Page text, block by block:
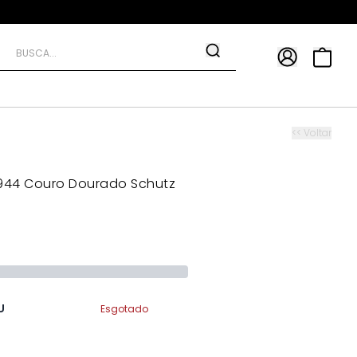
<< Voltar
Couro Dourado Schutz
Esgotado